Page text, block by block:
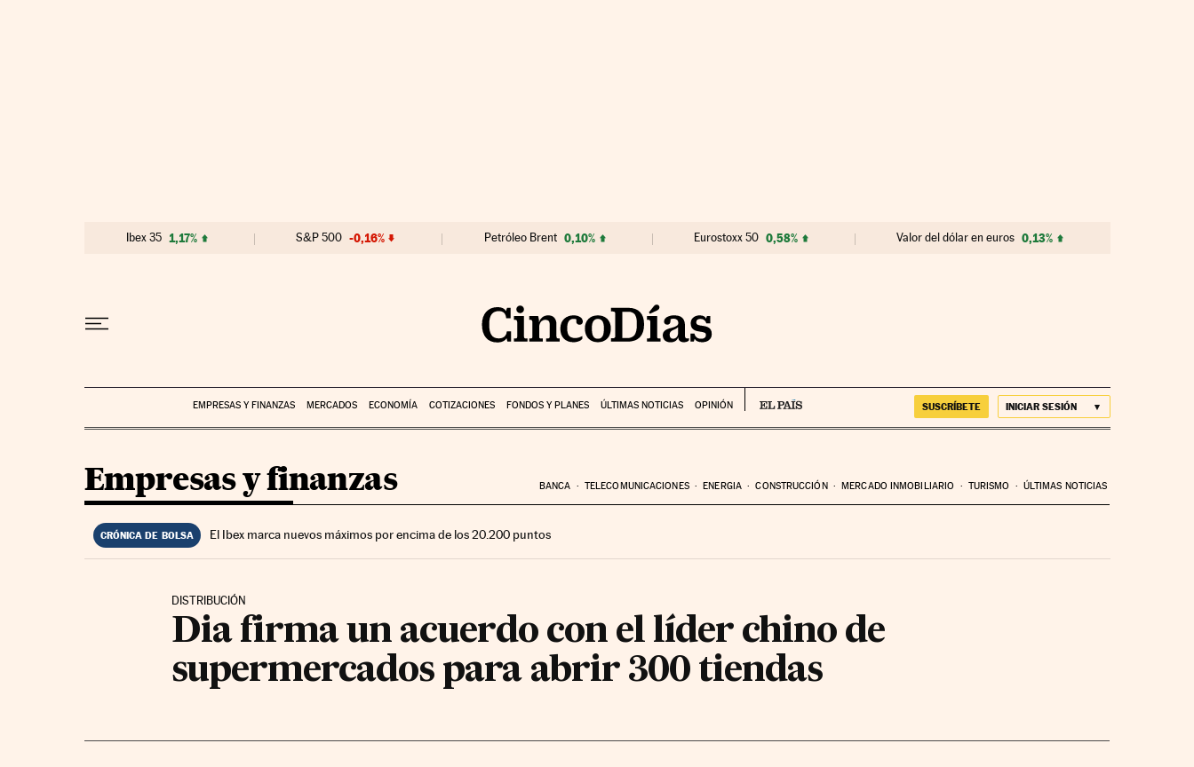
Ibex 35 1,17% S&P 500 -0,16% Petróleo Brent 0,10% Eurostoxx 50 0,58% Valor del dólar en euros 0,13%
EMPRESAS Y FINANZAS MERCADOS ECONOMÍA COTIZACIONES FONDOS Y PLANES ÚLTIMAS NOTICIAS OPINIÓN SUSCRÍBETE INICIAR SESIÓN
Empresas y finanzas BANCA TELECOMUNICACIONES ENERGIA CONSTRUCCIÓN MERCADO INMOBILIARIO TURISMO ÚLTIMAS NOTICIAS
CRÓNICA DE BOLSA El Ibex marca nuevos máximos por encima de los 20.200 puntos
DISTRIBUCIÓN
Dia firma un acuerdo con el líder chino de
supermercados para abrir 300 tiendas